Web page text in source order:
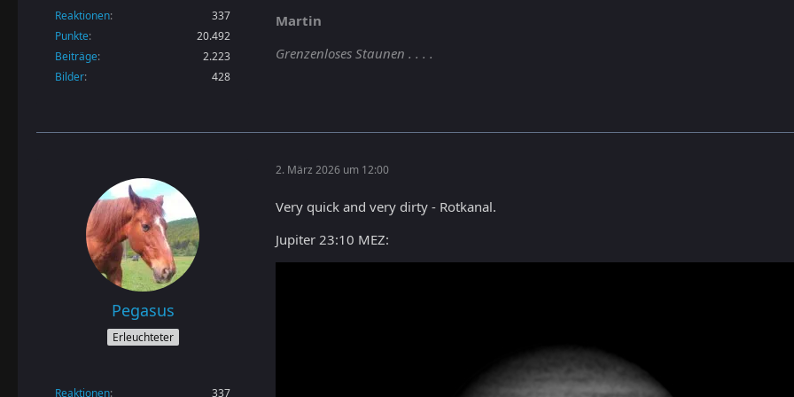
Reaktionen
337
Punkte
20.492
Beiträge
2.223
Bilder
428
Martin
Grenzenloses Staunen . . . .
Pegasus
Erleuchteter
Reaktionen 337
2. März 2026 um 12:00
Very quick and very dirty - Rotkanal.
Jupiter 23:10 MEZ: